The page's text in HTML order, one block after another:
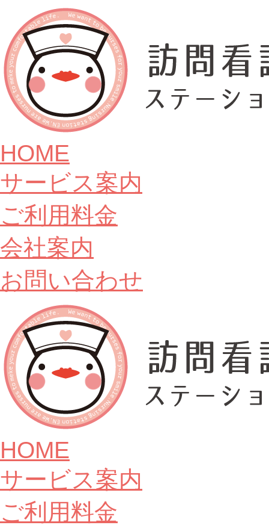
HOME
サービス案内
ご利用料金
会社案内
お問い合わせ
HOME
サービス案内
ご利用料金